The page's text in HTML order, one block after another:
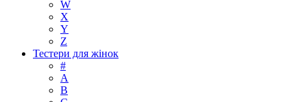
W
X
Y
Z
Тестери для жінок
#
A
B